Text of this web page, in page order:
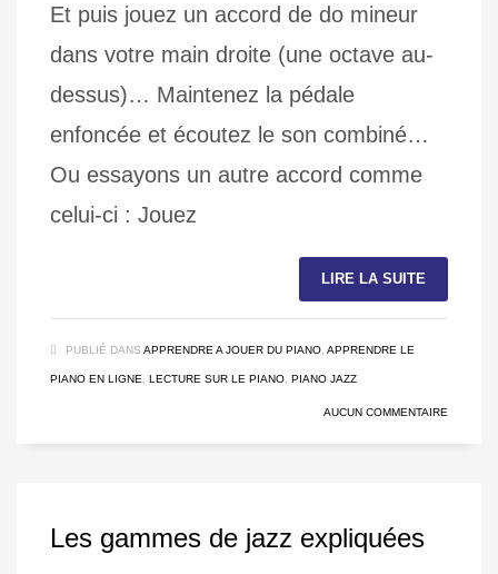
Et puis jouez un accord de do mineur
dans votre main droite (une octave au-
dessus)… Maintenez la pédale
enfoncée et écoutez le son combiné…
Ou essayons un autre accord comme
celui-ci : Jouez
LIRE LA SUITE
PUBLIÉ DANS APPRENDRE A JOUER DU PIANO APPRENDRE LE
PIANO EN LIGNE LECTURE SUR LE PIANO PIANO JAZZ
AUCUN COMMENTAIRE
Les gammes de jazz expliquées